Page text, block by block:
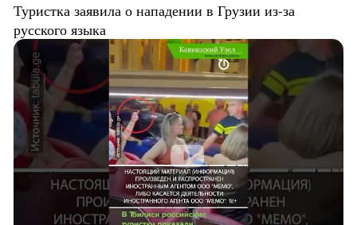
Туристка заявила о нападении в Грузии из-за
русского языка